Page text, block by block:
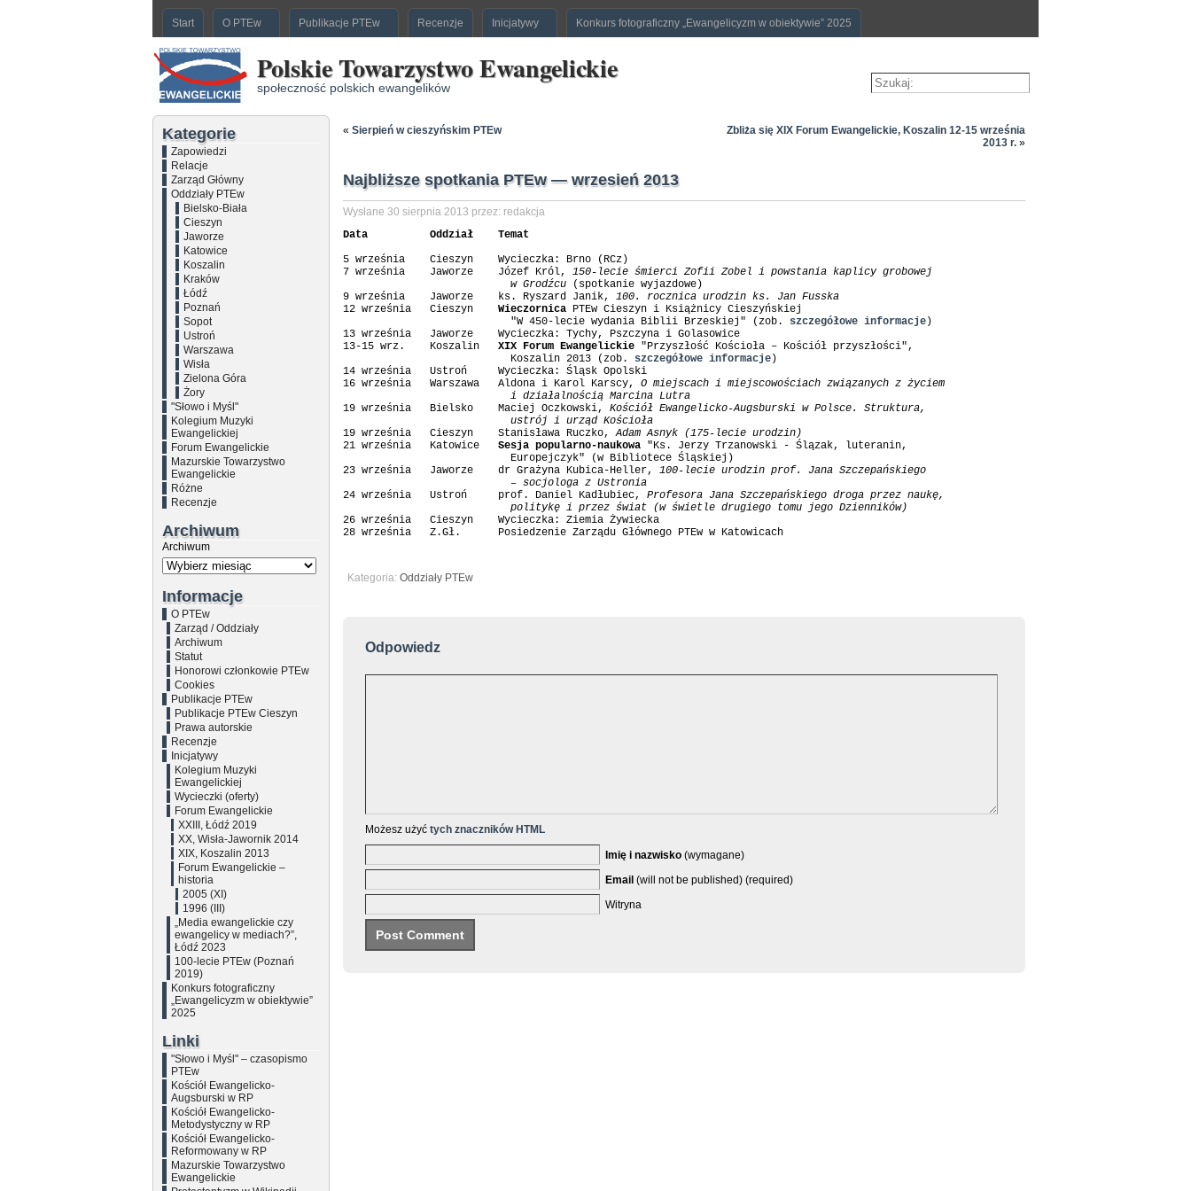
Start O PTEw Publikacje PTEw Recenzje Inicjatywy Konkurs fotograficzny „Ewangelicyzm w obiektywie” 2025
Polskie Towarzystwo Ewangelickie
społeczność polskich ewangelików
Kategorie
Zapowiedzi
Relacje
Zarząd Główny
Oddziały PTEw
Bielsko-Biała
Cieszyn
Jaworze
Katowice
Koszalin
Kraków
Łódź
Poznań
Sopot
Ustroń
Warszawa
Wisła
Zielona Góra
Żory
"Słowo i Myśl"
Kolegium Muzyki
Ewangelickiej
Forum Ewangelickie
Mazurskie Towarzystwo
Ewangelickie
Różne
Recenzje
Archiwum
Archiwum
Informacje
O PTEw
Zarząd / Oddziały
Archiwum
Statut
Honorowi członkowie PTEw
Cookies
Publikacje PTEw
Publikacje PTEw Cieszyn
Prawa autorskie
Recenzje
Inicjatywy
Kolegium Muzyki
Ewangelickiej
Wycieczki (oferty)
Forum Ewangelickie
XXIII, Łódź 2019
XX, Wisła-Jawornik 2014
XIX, Koszalin 2013
Forum Ewangelickie –
historia
2005 (XI)
1996 (III)
„Media ewangelickie czy
ewangelicy w mediach?”,
Łódź 2023
100-lecie PTEw (Poznań
2019)
Konkurs fotograficzny
„Ewangelicyzm w obiektywie”
2025
Linki
"Słowo i Myśl" – czasopismo
PTEw
Kościół Ewangelicko-
Augsburski w RP
Kościół Ewangelicko-
Metodystyczny w RP
Kościół Ewangelicko-
Reformowany w RP
Mazurskie Towarzystwo
Ewangelickie
« Sierpień w cieszyńskim PTEw
Zbliża się XIX Forum Ewangelickie, Koszalin 12-15 września
2013 r. »
Najbliższe spotkania PTEw — wrzesień 2013
Wysłane 30 sierpnia 2013 przez: redakcja
Data          Oddział    Temat
5 września    Cieszyn    Wycieczka: Brno (RCz)
7 września    Jaworze    Józef Król, 150-lecie śmierci Zofii Zobel i powstania kaplicy grobowej
                           w Grodźcu
(spotkanie wyjazdowe)
9 września    Jaworze    ks. Ryszard Janik, 100. rocznica urodzin ks. Jan Fusska
12 września   Cieszyn Wieczornica PTEw Cieszyn i Książnicy Cieszyńskiej
                           "W 450-lecie wydania Biblii Brzeskiej" (zob.
szczegółowe informacje )
13 września   Jaworze    Wycieczka: Tychy, Pszczyna i Golasowice
13-15 wrz.    Koszalin XIX Forum Ewangelickie "Przyszłość Kościoła – Kościół przyszłości",
                           Koszalin 2013 (zob.
szczegółowe informacje )
14 września   Ustroń     Wycieczka: Śląsk Opolski
16 września   Warszawa   Aldona i Karol Karscy, O miejscach i miejscowościach związanych z życiem
                           i działalnością Marcina Lutra
19 września   Bielsko    Maciej Oczkowski, Kościół Ewangelicko-Augsburski w Polsce. Struktura,
                           ustrój i urząd Kościoła
19 września   Cieszyn    Stanisława Ruczko, Adam Asnyk (175-lecie urodzin)
21 września   Katowice Sesja popularno-naukowa "Ks. Jerzy Trzanowski - Ślązak, luteranin,
                           Europejczyk" (w Bibliotece Śląskiej)
23 września   Jaworze    dr Grażyna Kubica-Heller, 100-lecie urodzin prof. Jana Szczepańskiego
                           – socjologa z Ustronia
24 września   Ustroń     prof. Daniel Kadłubiec, Profesora Jana Szczepańskiego droga przez naukę,
                           politykę i przez świat (w świetle drugiego tomu jego Dzienników)
26 września   Cieszyn    Wycieczka: Ziemia Żywiecka
Kategoria: Oddziały PTEw
Odpowiedz
Możesz użyć tych znaczników HTML
Imię i nazwisko (wymagane)
Email (will not be published) (required)
Witryna